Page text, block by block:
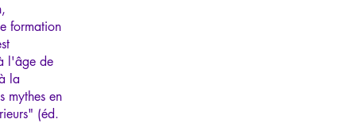
formation
l'âge de
la
mythes en
(éd.